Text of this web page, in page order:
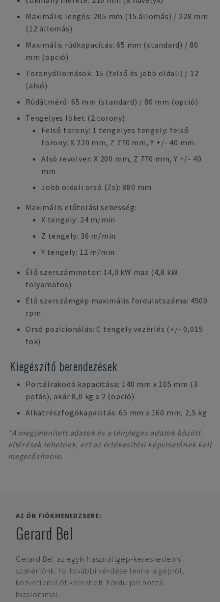
Maximális lengés: 205 mm (15 állomás) / 228 mm
(12 állomás)
Maximális rúdkapacitás: 65 mm (standard) / 80
mm (opció)
Toronyállomások: 15 (felső és jobb oldali) / 12
(alsó)
Rúdátmérő: 65 mm (standard) / 80 mm (opció)
Tengelyes löket (2 torony):
Felső torony: 1 tengelyes tengely: felső
torony: X 220 mm, Z 770 mm, Y +/- 40 mm.
Alsó revolver: X 200 mm, Z 770 mm, Y +/- 40
mm
Jobb oldali orsó (Zs): 880 mm
Maximális előtolási sebesség:
X tengely: 24 m/min
Z tengely: 36 m/min
Y tengely: 12 m/min
Élő szerszámmotor: 14,0 kW max (4,8 kW
folyamatos)
Élő szerszámgép maximális fordulatszáma: 4500
rpm
Orsó pozícionálás: C tengely vezérlés (+/- 0,015
fok)
Kiegészítő berendezések
Portálrakodó kapacitása: 140 mm x 105 mm (3
pofás), akár 8,0 kg x 2 (opció)
Alkatrészfogókapacitás: 65 mm x 160 mm, 2,5 kg
*A megjelenített adatok és a tényleges adatok között
eltérések lehetnek, ezt az értékesítési képviselőnek kell
megerősítenie.
AZ ÖN FIÓKMENEDZSERE:
Gerard Bel
Gerard Bel az egyik használtgép-kereskedelmi
szakértőnk. Ha további kérdése lenne a gépről,
közvetlenül őt keresheti. Forduljon hozzá
bizalommal.